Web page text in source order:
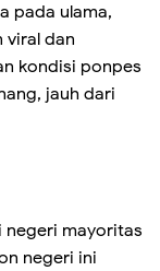
pada ulama,
viral dan
kondisi ponpes
jauh dari
negeri mayoritas
negeri ini